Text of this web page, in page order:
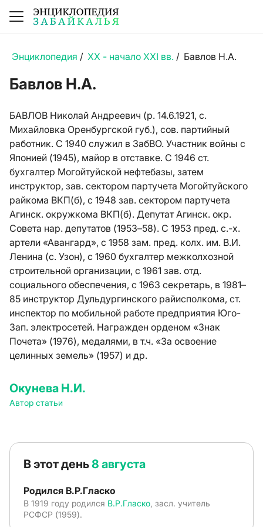
Энциклопедия / XX - начало XXI вв. / Бавлов Н.А.
Бавлов Н.А.
БАВЛОВ Николай Андреевич (р. 14.6.1921, с.
Михайловка Оренбургской губ.), сов. партийный
работник. С 1940 служил в ЗабВО. Участник войны с
Японией (1945), майор в отставке. С 1946 ст.
бухгалтер Могойтуйской нефтебазы, затем
инструктор, зав. сектором партучета Могойтуйского
райкома ВКП(б), с 1948 зав. сектором партучета
Агинск. окружкома ВКП(б). Депутат Агинск. окр.
Совета нар. депутатов (1953–58). С 1953 пред. с.-х.
артели «Авангард», с 1958 зам. пред. колх. им. В.И.
Ленина (с. Узон), с 1960 бухгалтер межколхозной
строительной организации, с 1961 зав. отд.
социального обеспечения, с 1963 секретарь, в 1981–
85 инструктор Дульдургинского райисполкома, ст.
инспектор по мобильной работе предприятия Юго-
Зап. электросетей. Награжден орденом «Знак
Почета» (1976), медалями, в т.ч. «За освоение
целинных земель» (1957) и др.
Окунева Н.И.
Автор статьи
В этот день8 августа
Родился В.Р.Гласко
В 1919 году родился В.Р.Гласко , засл. учитель
РСФСР (1959).